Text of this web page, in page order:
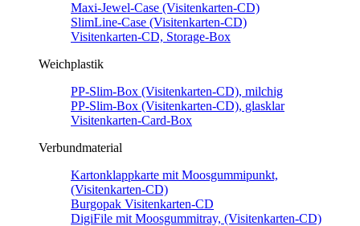
Maxi-Jewel-Case (Visitenkarten-CD)
SlimLine-Case (Visitenkarten-CD)
Visitenkarten-CD, Storage-Box
Weichplastik
PP-Slim-Box (Visitenkarten-CD), milchig
PP-Slim-Box (Visitenkarten-CD), glasklar
Visitenkarten-Card-Box
Verbundmaterial
Kartonklappkarte mit Moosgummipunkt,
(Visitenkarten-CD)
Burgopak Visitenkarten-CD
DigiFile mit Moosgummitray, (Visitenkarten-CD)